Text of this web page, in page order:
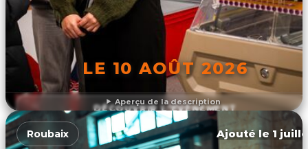
Aperçu de la description
LE 10 AOÛT 2026
DÉCOUVRIR L'ÉVÉNEMENT
Roubaix Ajouté le 1